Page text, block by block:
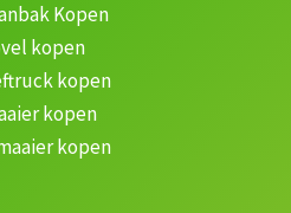
Kopen
kopen
kopen
kopen
kopen